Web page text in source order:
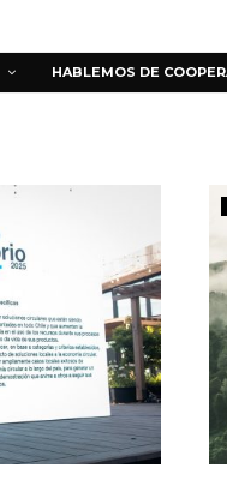
HABLEMOS DE